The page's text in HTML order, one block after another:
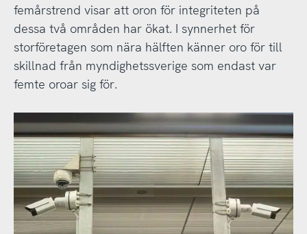
femårstrend visar att oron för integriteten på
dessa två områden har ökat. I synnerhet för
storföretagen som nära hälften känner oro för till
skillnad från myndighetssverige som endast var
femte oroar sig för.